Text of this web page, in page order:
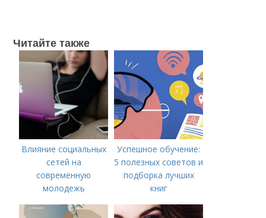
Читайте также
Влияние социальных
сетей на
современную
молодежь
Успешное обучение:
5 полезных советов и
подборка лучших
книг